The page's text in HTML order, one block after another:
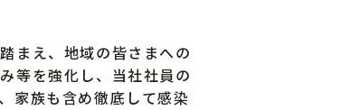
まえ、地域の皆さまへの
等を強化し、当社社員の
家族も含め徹底して感染